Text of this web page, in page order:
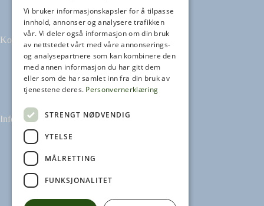
Kontakt
Tilbakemeldinger
kontakt@heikampen.no
Informasjon
Leseguide
Personvernerklæring
Informasjonskapsler
Vi bruker informasjonskapsler for å tilpasse
innhold, annonser og analysere trafikken
vår. Vi deler også informasjon om din bruk
av nettstedet vårt med våre annonserings-
og analysepartnere som kan kombinere den
med annen informasjon du har gitt dem
eller som de har samlet inn fra din bruk av
tjenestene deres. Personvernerklæring
STRENGT NØDVENDIG
YTELSE
MÅLRETTING
FUNKSJONALITET